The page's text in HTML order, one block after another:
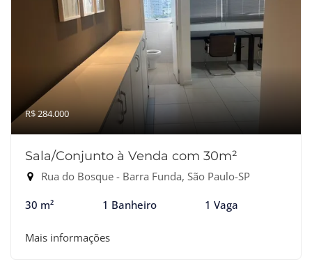
R$ 284.000
Sala/Conjunto à Venda com 30m²
Rua do Bosque - Barra Funda, São Paulo-SP
30 m² 1 Banheiro 1 Vaga
Mais informações